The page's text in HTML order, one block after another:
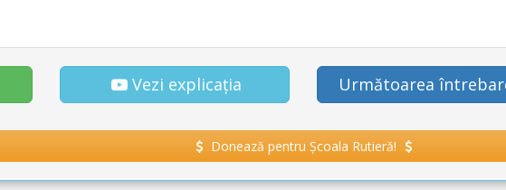
Vezi explicația Următoarea
Donează pentru Școala Rutieră!